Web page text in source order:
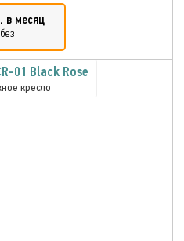
в месяц
01 Black Rose
кресло